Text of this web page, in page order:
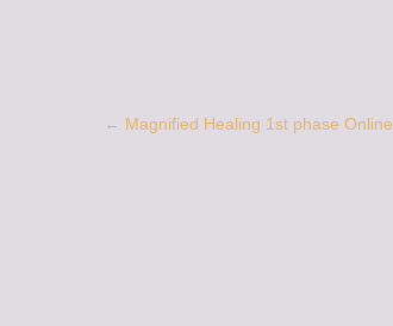
Post
← Magnified Healing 1st phase Online